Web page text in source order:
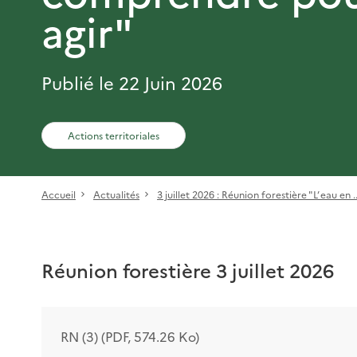
agir"
Publié le 22 Juin 2026
Actions territoriales
Accueil Actualités 3 juillet 2026 : Réunion forestière "L’ eau en
Réunion forestière 3 juillet 2026
RN (3) (PDF, 574.26 Ko)